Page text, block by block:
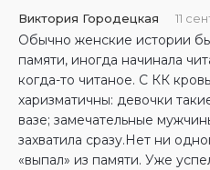
Виктория Городецкая 11
Обычно женские истории
памяти, иногда начинала
когда-то читаное. С КК
харизматичны: девочки
вазе; замечательные
захватила сразу.Нет ни
«выпал» из памяти. Уже